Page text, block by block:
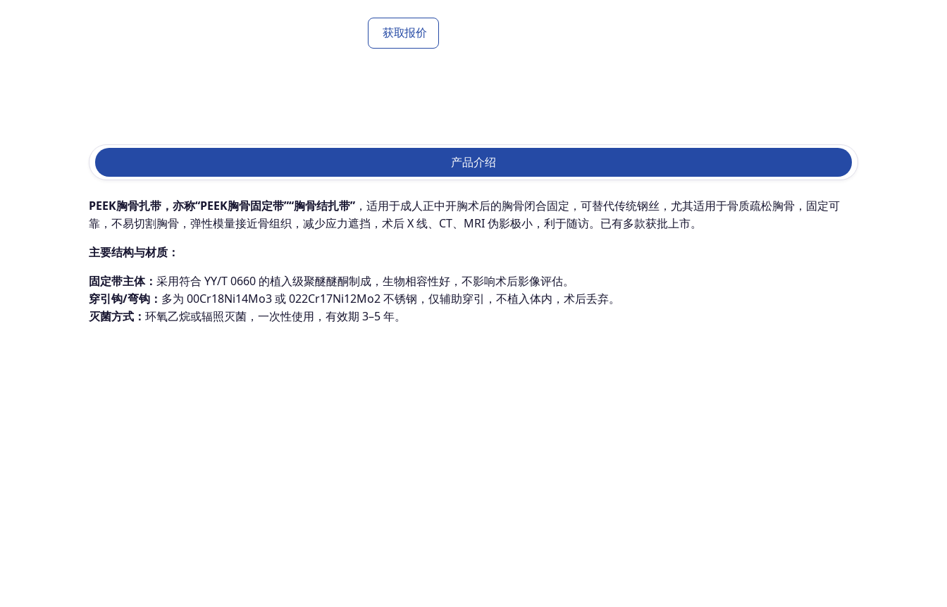
获取报价
产品介绍
PEEK胸骨扎带，亦称“PEEK胸骨固定带”“胸骨结扎带” ，适用于成人正中开胸术后的胸骨闭合固定，可替代传统钢丝，尤其适用于骨质疏松胸骨，固定可
靠，不易切割胸骨，弹性模量接近骨组织，减少应力遮挡，术后 X 线、CT、MRI 伪影极小，利于随访。已有多款获批上市。
主要结构与材质：
固定带主体： 采用符合 YY/T 0660 的植入级聚醚醚酮制成，生物相容性好，不影响术后影像评估。
穿引钩/弯钩： 多为 00Cr18Ni14Mo3 或 022Cr17Ni12Mo2 不锈钢，仅辅助穿引，不植入体内，术后丢弃。
灭菌方式： 环氧乙烷或辐照灭菌，一次性使用，有效期 3–5 年。